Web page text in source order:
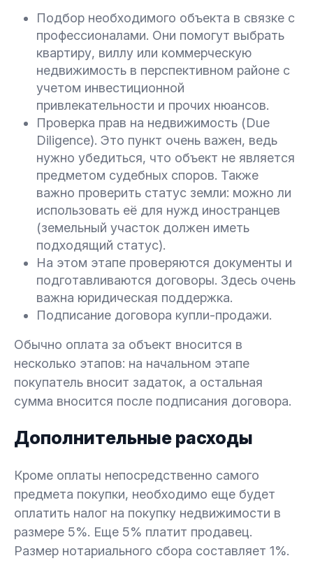
Подбор необходимого объекта в связке с
профессионалами. Они помогут выбрать
квартиру, виллу или коммерческую
недвижимость в перспективном районе с
учетом инвестиционной
привлекательности и прочих нюансов.
Проверка прав на недвижимость (Due
Diligence). Это пункт очень важен, ведь
нужно убедиться, что объект не является
предметом судебных споров. Также
важно проверить статус земли: можно ли
использовать её для нужд иностранцев
(земельный участок должен иметь
подходящий статус).
На этом этапе проверяются документы и
подготавливаются договоры. Здесь очень
важна юридическая поддержка.
Подписание договора купли-продажи.
Обычно оплата за объект вносится в
несколько этапов: на начальном этапе
покупатель вносит задаток, а остальная
сумма вносится после подписания договора.
Дополнительные расходы
Кроме оплаты непосредственно самого
предмета покупки, необходимо еще будет
оплатить налог на покупку недвижимости в
размере 5%. Еще 5% платит продавец.
Размер нотариального сбора составляет 1%.